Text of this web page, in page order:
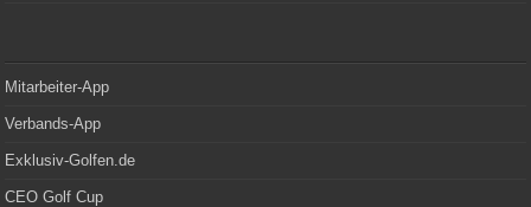
Mitarbeiter-App
Verbands-App
Exklusiv-Golfen.de
CEO Golf Cup